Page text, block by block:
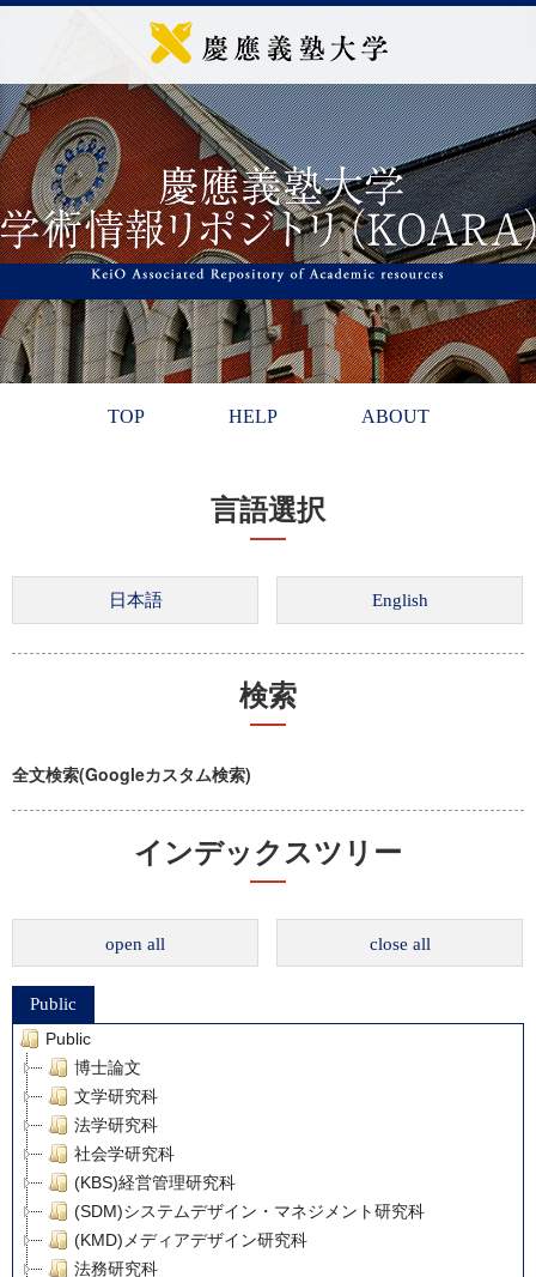
TOP HELP ABOUT
言語選択
検索
全文検索(Googleカスタム検索)
インデックスツリー
open all close all
Public
Public
博士論文
文学研究科
法学研究科
社会学研究科
(KBS)経営管理研究科
(SDM)システムデザイン・マネジメント研究科
(KMD)メディアデザイン研究科
法務研究科